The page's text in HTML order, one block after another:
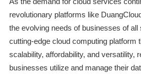
revolutionary platforms like
the evolving needs of businesses of
cutting-edge cloud computing platform
scalability, affordability, and versatility,
businesses utilize and manage their